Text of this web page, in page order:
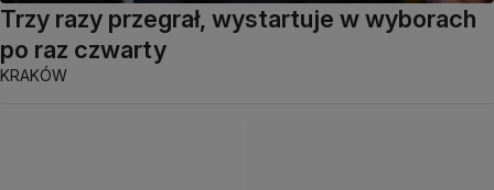
Trzy razy przegrał, wystartuje w wyborach
po raz czwarty
KRAKÓW